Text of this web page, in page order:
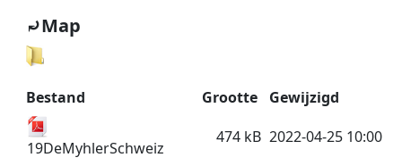
⤾Map
Bestand Grootte Gewijzigd
19DeMyhlerSchweiz
474 kB 2022-04-25 10:00